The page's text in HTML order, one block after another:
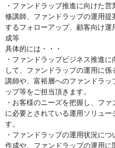
・ファンドラップ推進に向けた
修講師、ファンドラップの運用
するフォローアップ、顧客向け
成等
具体的には・・・
・ファンドラップビジネス推進
して、ファンドラップの運用に
講師や、富裕層へのファンドラ
ップ等をご担当頂きます。
・お客様のニーズを把握し、フ
に必要とされている運用ソリュ
す。
・ファンドラップの運用状況に
作成や、ファンドラップの運用